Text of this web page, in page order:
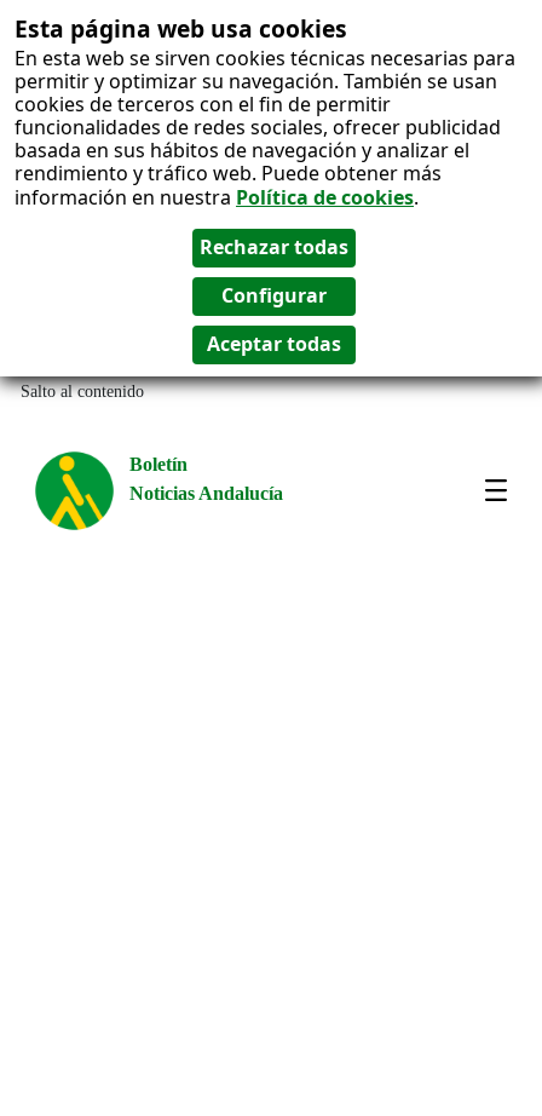
Esta página web usa cookies
En esta web se sirven cookies técnicas necesarias para
permitir y optimizar su navegación. También se usan
cookies de terceros con el fin de permitir
funcionalidades de redes sociales, ofrecer publicidad
basada en sus hábitos de navegación y analizar el
rendimiento y tráfico web. Puede obtener más
información en nuestra Política de cookies.
Salto al contenido
Boletín
Noticias Andalucía